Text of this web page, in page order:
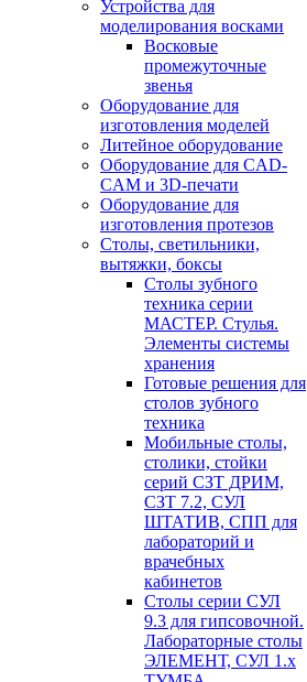
Устройства для
моделирования восками
Восковые
промежуточные
звенья
Оборудование для
изготовления моделей
Литейное оборудование
Оборудование для CAD-
CAM и 3D-печати
Оборудование для
изготовления протезов
Cтолы, светильники,
вытяжки, боксы
Столы зубного
техника серии
МАСТЕР. Стулья.
Элементы системы
хранения
Готовые решения для
столов зубного
техника
Мобильные столы,
столики, стойки
серий СЗТ ДРИМ,
СЗТ 7.2, СУЛ
ШТАТИВ, СПП для
лабораторий и
врачебных
кабинетов
Столы серии СУЛ
9.3 для гипсовочной.
Лабораторные столы
ЭЛЕМЕНТ, СУЛ 1.х